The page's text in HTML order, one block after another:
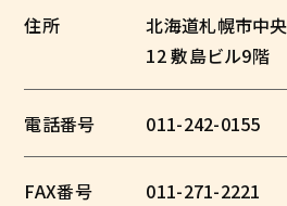
住所
北海道札幌市中
12 敷島ビル9階
電話番号 011-242-0155
FAX番号 011-271-2221